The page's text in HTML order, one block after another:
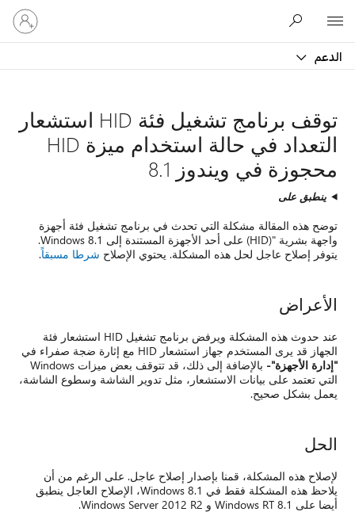
الدعم
تسجيل
الدخول
إلى
توقف برنامج تشغيل فئة HID استشعار
التعداد في حالة استخدام ميزة HID
محجوزة في ويندوز 8.1
ينطبق على
توضح هذه المقالة مشكلة التي تحدث في برنامج تشغيل فئة أجهزة
واجهة بشرية "(HID) على أحد الأجهزة المستندة إلى Windows 8.1.
يتوفر إصلاح عاجل لحل هذه المشكلة. يحتوي الإصلاح شرطا مسبقاً.
الأعراض
عند حدوث هذه المشكلة ويرفض برنامج تشغيل HID استشعار فئة
الجهاز قد يرى المستخدم جهاز استشعار HID مع إثارة ضجة صفراء في
"إدارة الأجهزة"-
بالإضافة إلى ذلك، قد تتوقف بعض ميزات Windows
التي تعتمد على بيانات الاستشعار، مثل تدوير الشاشة وسطوع الشاشة،
يعمل بشكل صحيح.
الحل
لإصلاح هذه المشكلة، قمنا بإصدار إصلاح عاجل. على الرغم من أن
يلاحظ هذه المشكلة فقط في Windows 8.1، الإصلاح العاجل ينطبق
أيضا على Windows RT 8.1 و Windows Server 2012 R2.